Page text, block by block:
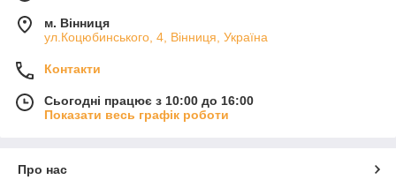
м. Вінниця
ул.Коцюбинського, 4, Вінниця, Україна
Контакти
Сьогодні працює з 10:00 до 16:00
Показати весь графік роботи
Про нас